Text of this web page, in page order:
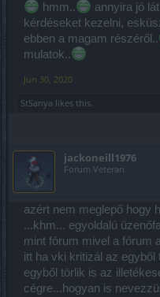
Ennyi, s lehet menni
hmm..
annyira jó
kérdéseket kezelni,
ebben a magam részéről..
mulatok..
Jun 30, 2020
StSanya likes this.
jackoneill1976
Forum Veteran
azért nem meglepő hogy
...khm... egyoldalú
mint fórum mivel a fórum
itt ha vki kritizál az
egyből törlik is az
cégre...hogyan is